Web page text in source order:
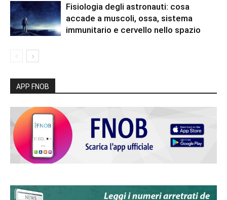
Fisiologia degli astronauti: cosa
accade a muscoli, ossa, sistema
immunitario e cervello nello spazio
APP FNOB